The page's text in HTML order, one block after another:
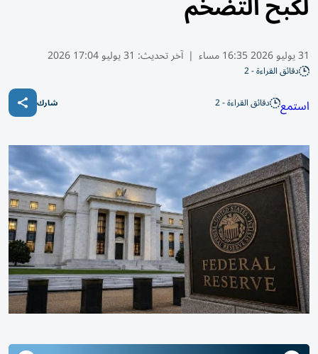
31 يوليو 2026 16:35 مساء | آخر تحديث: 31 يوليو 17:04 2026
دقائق القراءة - 2
استمع دقائق القراءة - 2 شارك